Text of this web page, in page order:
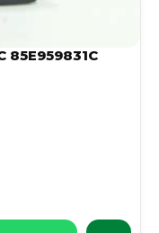
85E959831C